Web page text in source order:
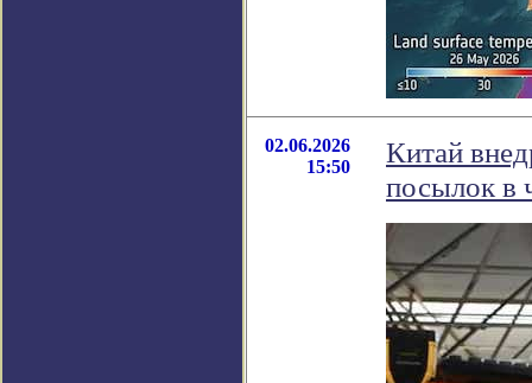
02.06.2026
15:50
Китай
посылок в